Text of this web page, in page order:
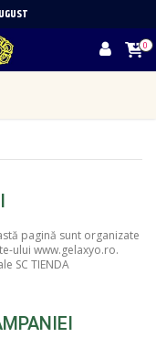
0
pagină sunt organizate
ului www.gelaxyo.ro.
SC TIENDA